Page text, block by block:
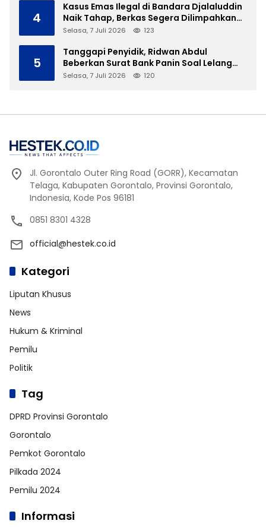
4
Kasus Emas Ilegal di Bandara Djalaluddin
Naik Tahap, Berkas Segera Dilimpahkan
ke JPU
Selasa, 7 Juli 2026 123
5
Tanggapi Penyidik, Ridwan Abdul
Beberkan Surat Bank Panin Soal Lelang
Aset Eks PLTD Isimu
Selasa, 7 Juli 2026 120
Jl. Gorontalo Outer Ring Road (GORR), Kecamatan
Telaga, Kabupaten Gorontalo, Provinsi Gorontalo,
Indonesia, Kode Pos 96181
0851 8301 4328
official@hestek.co.id
Kategori
Liputan Khusus
News
Hukum & Kriminal
Pemilu
Politik
Tag
DPRD Provinsi Gorontalo
Gorontalo
Pemkot Gorontalo
Pilkada 2024
Pemilu 2024
Informasi